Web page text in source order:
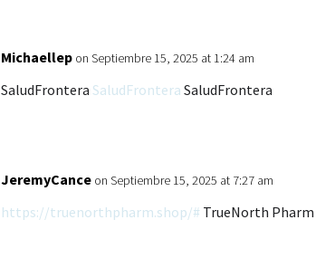
Michaellep on Septiembre 15, 2025 at 1:24 am
SaludFrontera SaludFrontera SaludFrontera
JeremyCance on Septiembre 15, 2025 at 7:27 am
https://truenorthpharm.shop/# TrueNorth Pharm